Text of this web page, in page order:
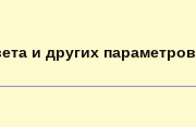
и других параметров